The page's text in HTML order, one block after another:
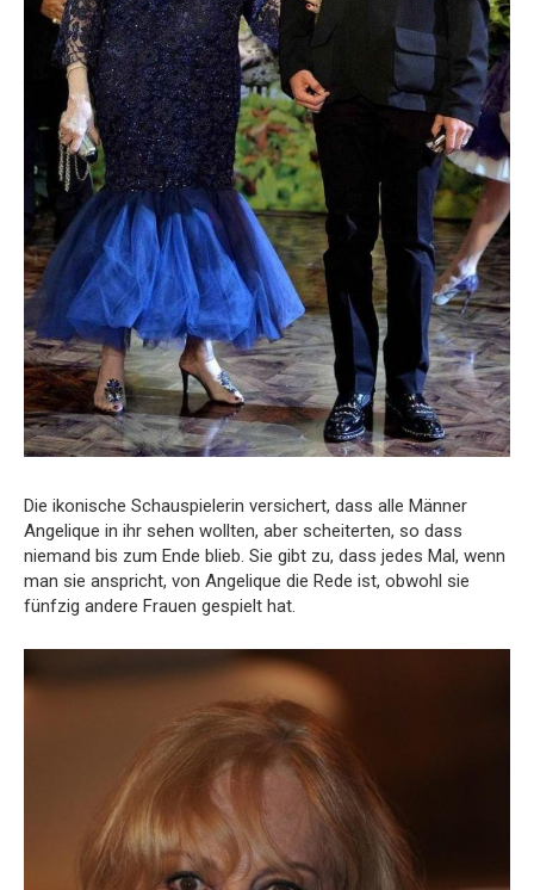
Die ikonische Schauspielerin versichert, dass alle Männer
Angelique in ihr sehen wollten, aber scheiterten, so dass
niemand bis zum Ende blieb. Sie gibt zu, dass jedes Mal, wenn
man sie anspricht, von Angelique die Rede ist, obwohl sie
fünfzig andere Frauen gespielt hat.